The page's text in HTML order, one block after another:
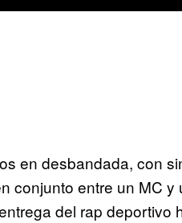
en desbandada, con
conjunto entre un MC
del rap deportivo